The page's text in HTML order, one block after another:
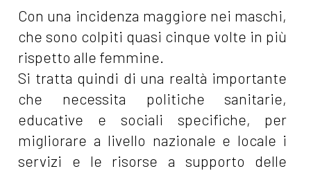
Con una incidenza maggiore nei maschi,
che sono colpiti quasi cinque volte in più
rispetto alle femmine.
Si tratta quindi di una realtà importante
che necessita politiche sanitarie,
educative e sociali specifiche, per
migliorare a livello nazionale e locale i
servizi e le risorse a supporto delle